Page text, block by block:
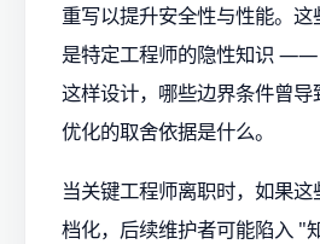
重写以提升安全性与性能。
是特定工程师的隐性知识 ——
这样设计，哪些边界条件曾
优化的取舍依据是什么。
当关键工程师离职时，如果
档化，后续维护者可能陷入 "